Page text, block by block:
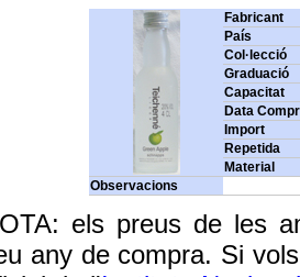
Fabricant
País
Col·lecció
Graduació
Capacitat
Data
Import
Repetida
Material
Observacions
els preus de les
any de compra. Si